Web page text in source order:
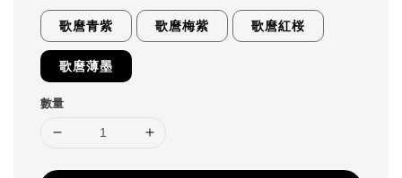
歌麿青紫 歌麿梅紫 歌麿紅桜
歌麿薄墨
數量